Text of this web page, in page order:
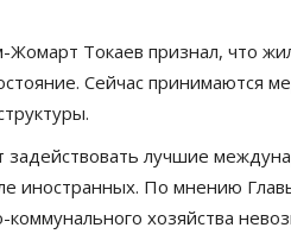
Жомарт Токаев признал, что
Сейчас принимаются
задействовать лучшие
иностранных. По мнению
хозяйства